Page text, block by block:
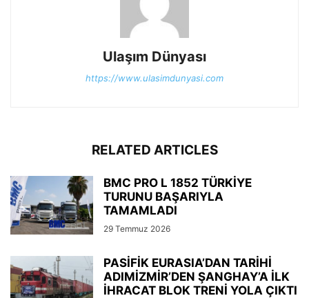
Ulaşım Dünyası
https://www.ulasimdunyasi.com
RELATED ARTICLES
BMC PRO L 1852 TÜRKİYE
TURUNU BAŞARIYLA
TAMAMLADI
29 Temmuz 2026
PASİFİK EURASIA’DAN TARİHİ
ADIMİZMİR’DEN ŞANGHAY’A İLK
İHRACAT BLOK TRENİ YOLA ÇIKTI